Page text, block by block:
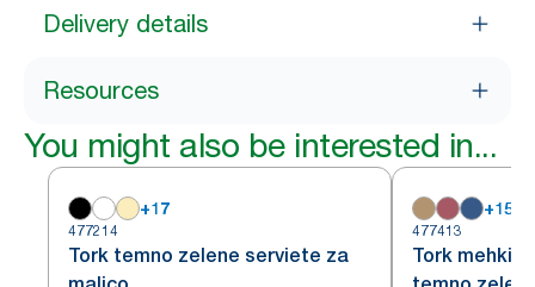
Delivery details
Resources
You might also be interested in...
+17
477214
Tork temno zelene serviete za
+15
477413
Tork mehki